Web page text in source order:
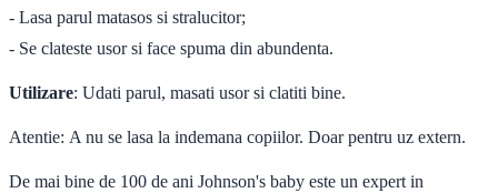
- Lasa parul matasos si stralucitor;
- Se clateste usor si face spuma din abundenta.
Utilizare: Udati parul, masati usor si clatiti bine.
Atentie: A nu se lasa la indemana copiilor. Doar pentru uz extern.
De mai bine de 100 de ani Johnson's baby este un expert in